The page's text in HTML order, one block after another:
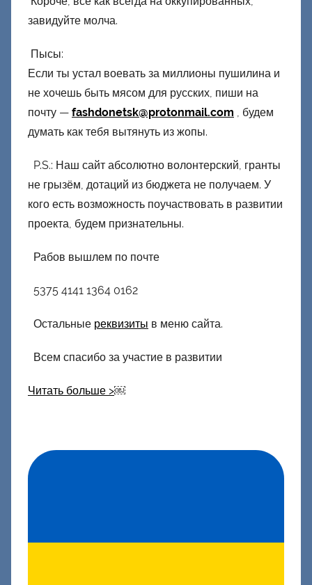
завидуйте молча.
Пысы:
Если ты устал воевать за миллионы пушилина и
не хочешь быть мясом для русских, пиши на
почту — fashdonetsk@protonmail.com , будем
думать как тебя вытянуть из жопы.
P.S.: Наш сайт абсолютно волонтерский, гранты
не грызём, дотаций из бюджета не получаем. У
кого есть возможность поучаствовать в развитии
проекта, будем признательны.
Рабов вышлем по почте
5375 4141 1364 0162
Остальные реквизиты в меню сайта.
Всем спасибо за участие в развитии
Читать больше >￼